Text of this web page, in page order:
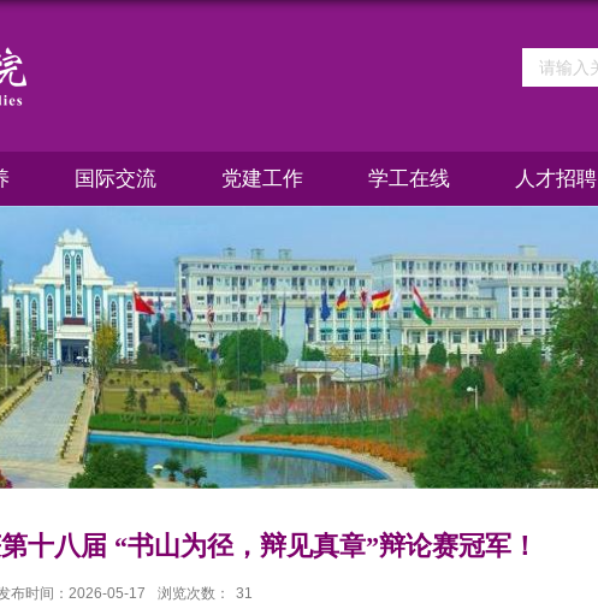
国际交流 党建工作 学工在线 人才招聘
十八届 “书山为径，辩见真章”辩论赛冠军！
布时间：2026-05-17 浏览次数： 31